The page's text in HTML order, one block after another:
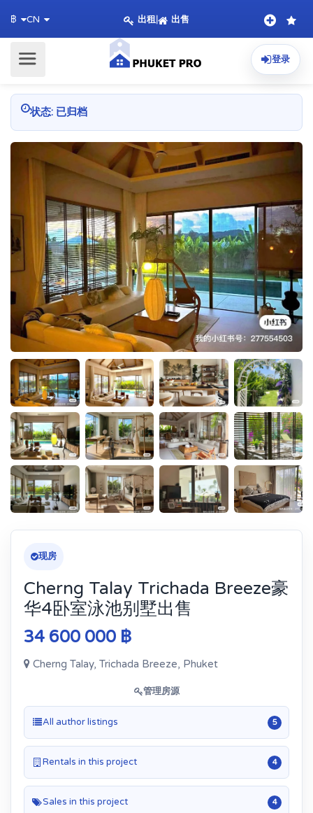
฿ CN 出租| 出售
登录
状态: 已归档
现房
Cherng Talay Trichada Breeze豪
华4卧室泳池别墅出售
34 600 000 ฿
Cherng Talay, Trichada Breeze, Phuket
管理房源
All author listings 5
Rentals in this project 4
Sales in this project 4